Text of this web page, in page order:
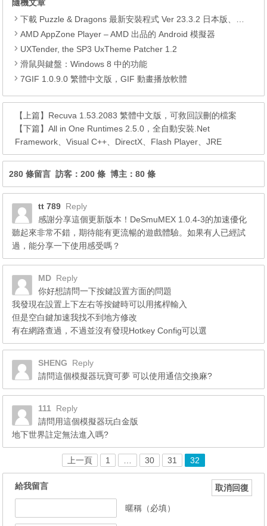
隨機文章
下載 Puzzle & Dragons 最新安裝程式 Ver 23.3.2 日本版、港台版… (PAD Radar) (.apk) (.xapk)
AMD AppZone Player – AMD 出品的 Android 模擬器
UXTender, the SP3 UxTheme Patcher 1.2
滑鼠與鍵盤：Windows 8 中的功能
7GIF 1.0.9.0 繁體中文版，GIF 動畫播放軟體
【上篇】 Recuva 1.53.2083 繁體中文版，可救回誤刪的檔案
【下篇】All in One Runtimes 2.5.0，全自動安裝.Net
Framework、Visual C++、DirectX、Flash Player、JRE
280 條留言 訪客：200 條 博主：80 條
tt 789 Reply
感謝分享這個更新版本！DeSmuMEX 1.0.4-3的加速優化
聽起來非常不錯，期待能有更流暢的遊戲體驗。如果有人已經試
過，能分享一下使用感受嗎？
MD Reply
你好想請問一下按鍵設置方面的問題
我發現在設置上下左右等按鍵時可以用搖桿輸入
但是空白鍵加速我找不到地方修改
有在網路查過，不過並沒有發現Hotkey Config可以選
SHENG
Reply
請問這個模擬器玩寶可夢 可以使用通信交換麻?
111 Reply
請問用這個模擬器玩白金版
地下世界註定無法進入嗎?
上一頁 1 … 30 31 32
給我留言 取消回復
暱稱（必填）